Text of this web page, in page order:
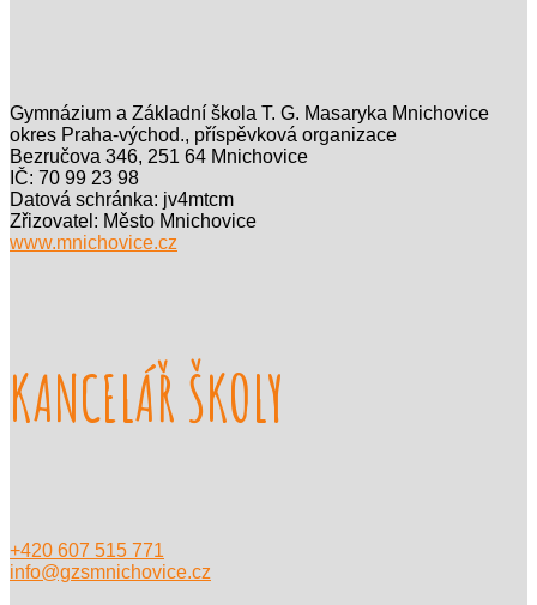
Gymnázium a Základní škola T. G. Masaryka Mnichovice
okres Praha-východ., příspěvková organizace
Bezručova 346, 251 64 Mnichovice
IČ: 70 99 23 98
Datová schránka: jv4mtcm
Zřizovatel: Město Mnichovice
www.mnichovice.cz
KANCELÁŘ ŠKOLY
+420 607 515 771
info@gzsmnichovice.cz